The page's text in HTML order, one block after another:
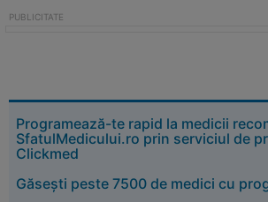
Programează-te rapid la medicii
SfatulMedicului.ro prin serviciul de
Clickmed
Găsești peste 7500 de medici cu